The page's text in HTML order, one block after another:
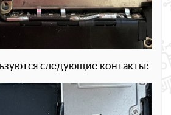
следующие контакты: